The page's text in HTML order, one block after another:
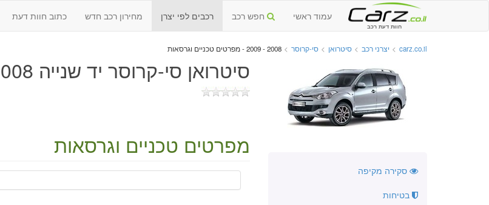
חוות דעת רכב
עמוד ראשי חפש רכב רכבים לפי יצרן מחירון רכב חדש כתוב חוות דעת
carz.co.il
> יצרני רכב > סיטרואן > סי-קרוסר > 2008 - 2009 - מפרטים טכניים וגרסאות
סיטרואן סי-קרוסר יד שנייה 2008 - 2009
סקירה מקיפה
בטיחות
מפרטים טכניים וגרסאות